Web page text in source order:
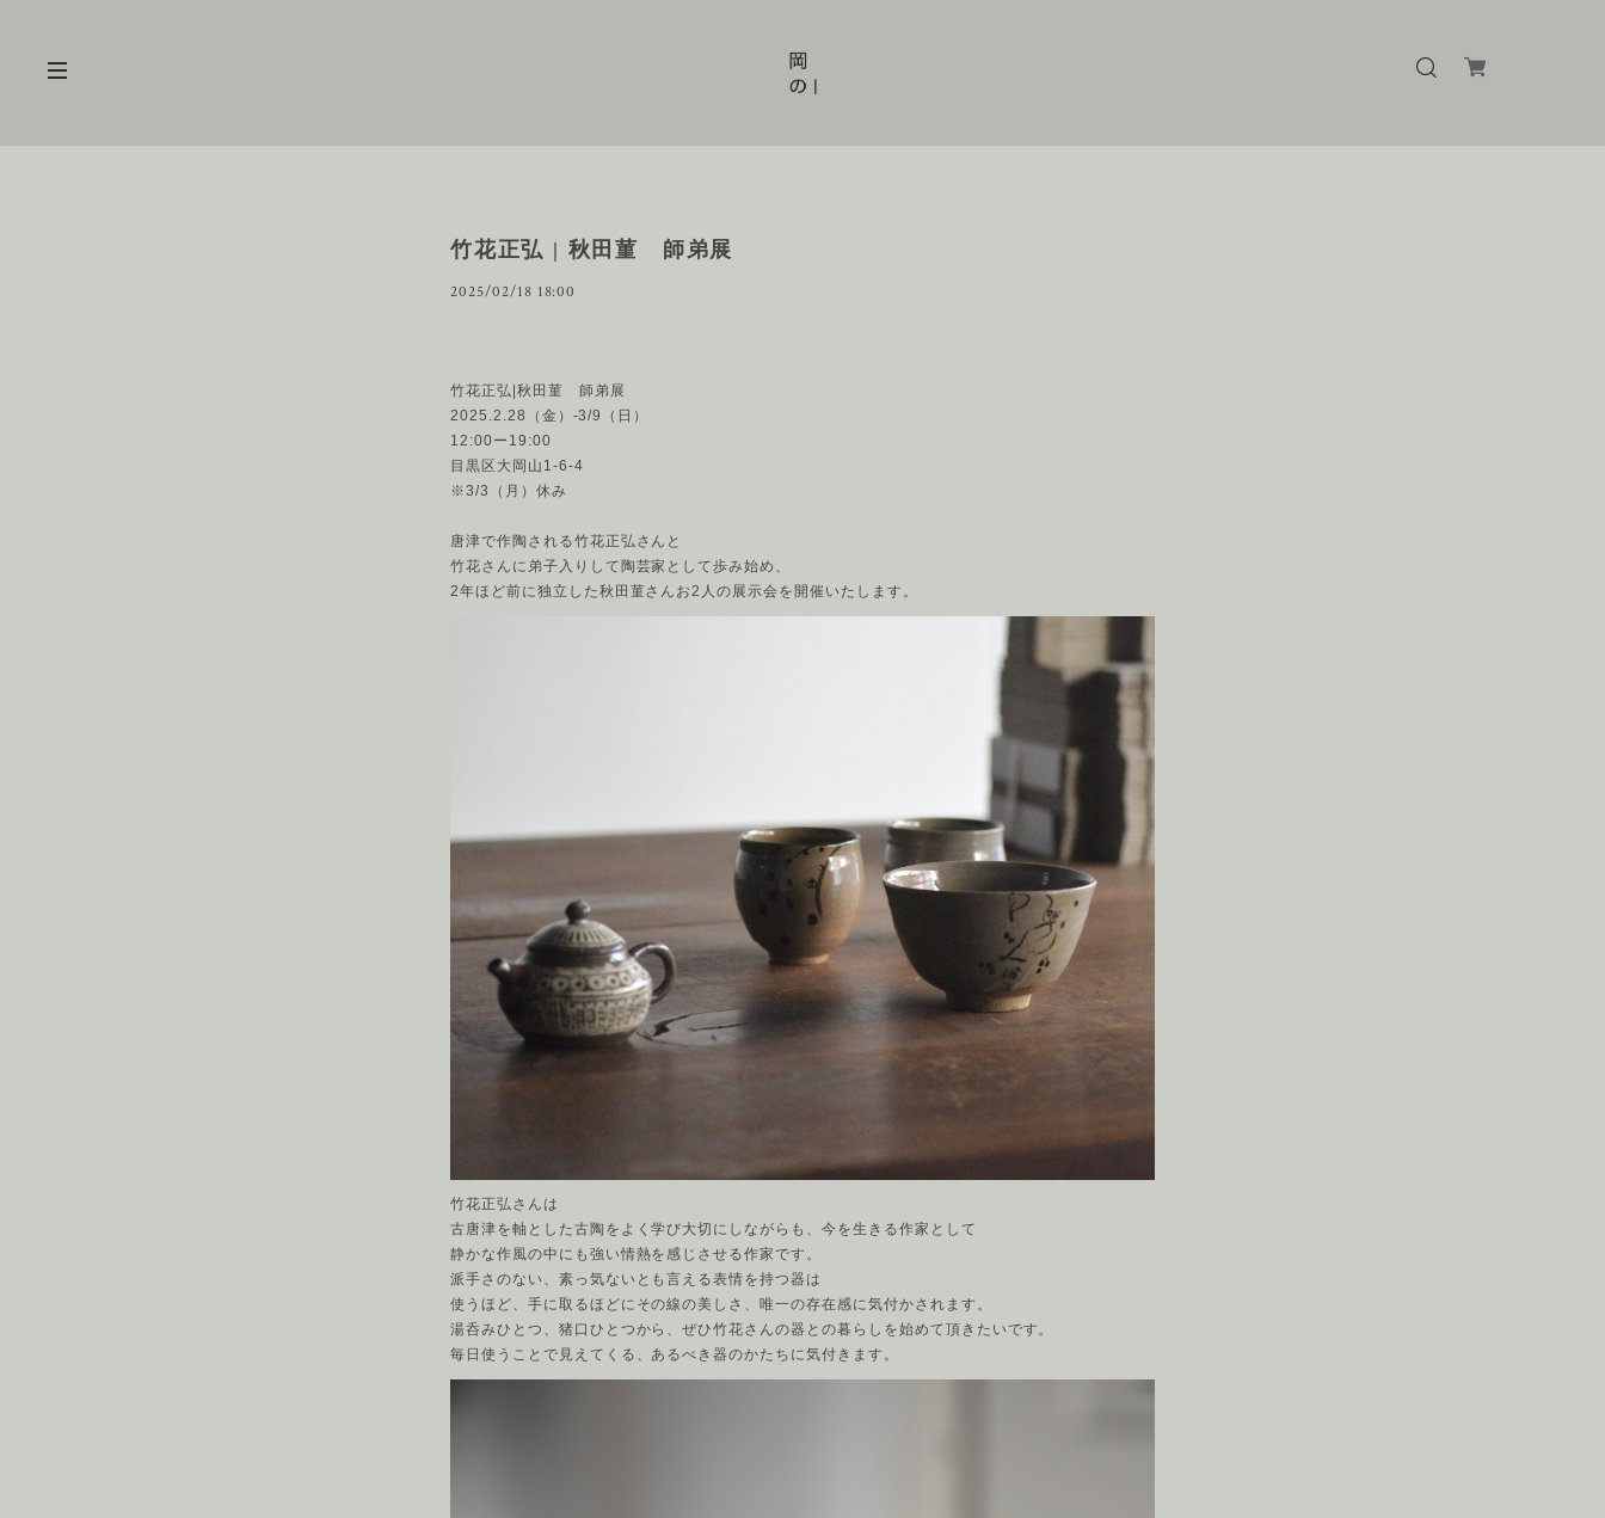
竹花正弘 | 秋田菫 師弟展
2025/02/18 18:00
竹花正弘|秋田菫 師弟展
2025.2.28（金）-3/9（日）
12:00ー19:00
目黒区大岡山1-6-4
※3/3（月）休み
唐津で作陶される竹花正弘さんと
竹花さんに弟子入りして陶芸家として歩み始め、
2年ほど前に独立した秋田菫さんお2人の展示会を開催いたします。
竹花正弘さんは
古唐津を軸とした古陶をよく学び大切にしながらも、今を生きる作家として
静かな作風の中にも強い情熱を感じさせる作家です。
派手さのない、素っ気ないとも言える表情を持つ器は
使うほど、手に取るほどにその線の美しさ、唯一の存在感に気付かされます。
湯呑みひとつ、猪口ひとつから、ぜひ竹花さんの器との暮らしを始めて頂きたいです。
毎日使うことで見えてくる、あるべき器のかたちに気付きます。